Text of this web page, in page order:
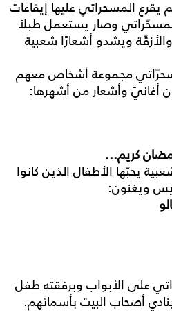
يقرع المسحراتي عليها إيقاعات
وصار يستعمل طبلاً
والأزقّة ويشدو أشعارًا شعبية
مجموعة أشخاص معهم
وأشعار من أشهرها:
كريم...
يحبّها الأطفال الذين كانوا
ويغنون:
على الأبواب وبرفقته طفل
أصحاب البيت بأسمائهم.